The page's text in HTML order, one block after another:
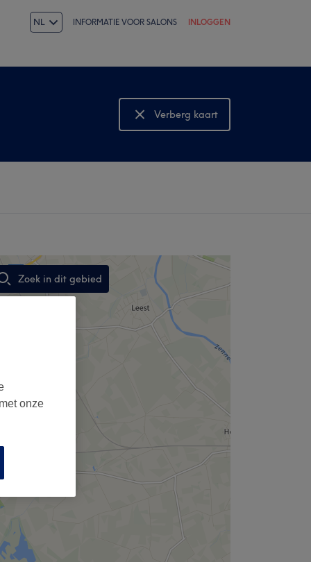
NL INFORMATIE VOOR SALONS INLOGGEN
Verberg kaart
Bekijk kaart
Zoek in dit gebied
,
onze